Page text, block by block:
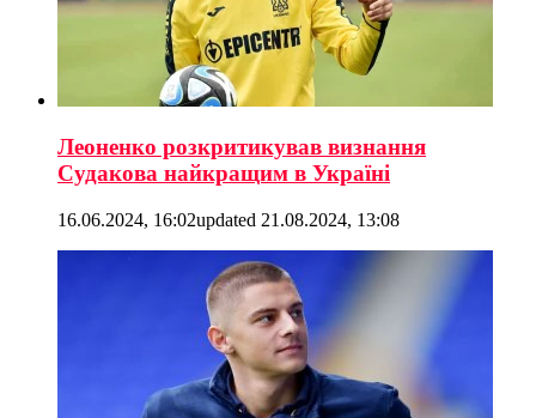
Леоненко розкритикував визнання
Судакова найкращим в Україні
16.06.2024, 16:02updated 21.08.2024, 13:08